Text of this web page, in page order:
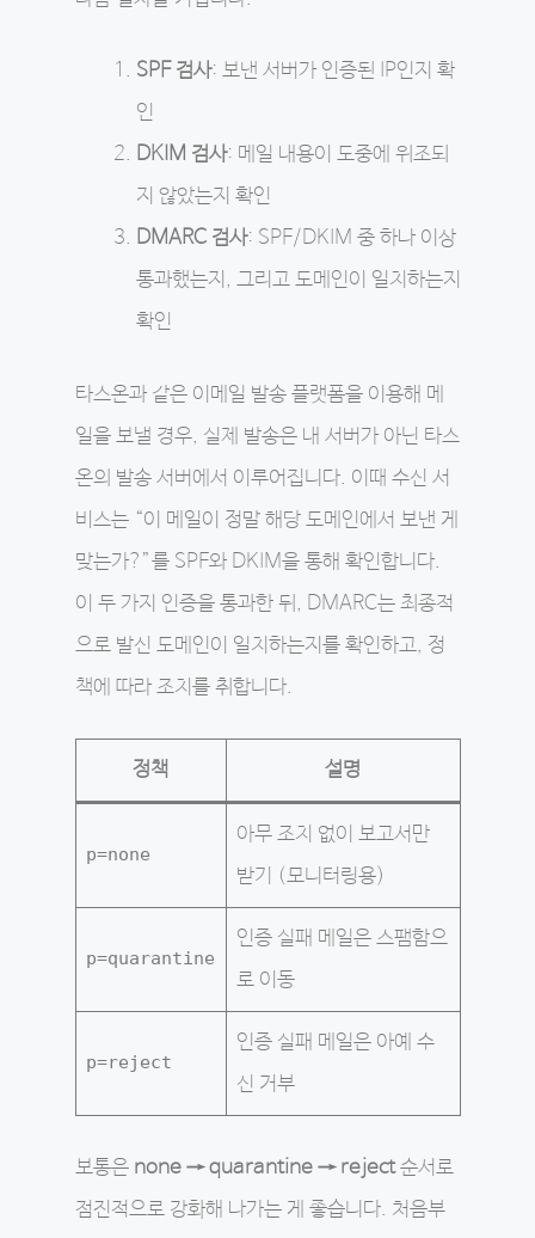
SPF 검사: 보낸 서버가 인증된 IP인지 확
인
DKIM 검사: 메일 내용이 도중에 위조되
지 않았는지 확인
DMARC 검사: SPF/DKIM 중 하나 이상
통과했는지, 그리고 도메인이 일치하는지
확인
타스온과 같은 이메일 발송 플랫폼을 이용해 메
일을 보낼 경우, 실제 발송은 내 서버가 아닌 타스
온의 발송 서버에서 이루어집니다. 이때 수신 서
비스는 “이 메일이 정말 해당 도메인에서 보낸 게
맞는가?”를 SPF와 DKIM을 통해 확인합니다.
이 두 가지 인증을 통과한 뒤, DMARC는 최종적
으로 발신 도메인이 일치하는지를 확인하고, 정
책에 따라 조치를 취합니다.
정책 설명
p=none
아무 조치 없이 보고서만
받기 (모니터링용)
p=quarantine
인증 실패 메일은 스팸함으
로 이동
p=reject
인증 실패 메일은 아예 수
신 거부
보통은 none → quarantine → reject순서로
점진적으로 강화해 나가는 게 좋습니다. 처음부